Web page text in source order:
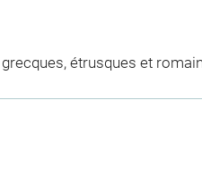
étrusques et